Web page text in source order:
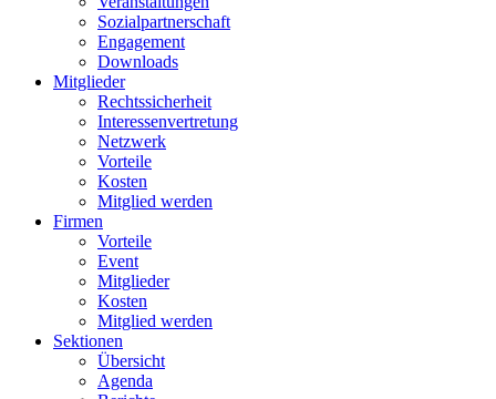
Sozialpartnerschaft
Engagement
Downloads
Mitglieder
Rechtssicherheit
Interessenvertretung
Netzwerk
Vorteile
Kosten
Mitglied werden
Firmen
Vorteile
Event
Mitglieder
Kosten
Mitglied werden
Sektionen
Übersicht
Agenda